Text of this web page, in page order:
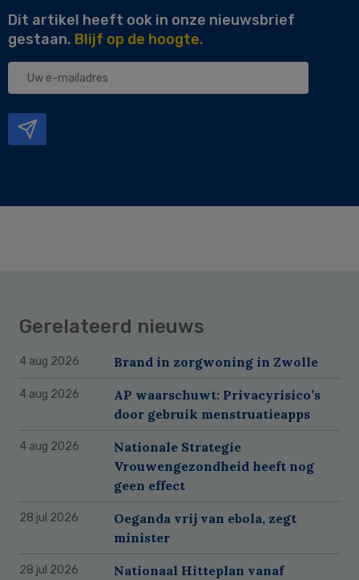
Dit artikel heeft ook in onze nieuwsbrief
gestaan. Blijf op de hoogte.
Uw
Gerelateerd nieuws
4 aug 2026 Brand in zorgwoning in Zwolle
4 aug 2026
AP waarschuwt: Privacyrisico’s
door gebruik menstruatieapps
4 aug 2026
Nationale Strategie
Vrouwengezondheid heeft nog
geen effect
28 jul 2026
Oeganda vrij van ebola, zegt
minister
28 jul 2026
Nationaal Hitteplan vanaf